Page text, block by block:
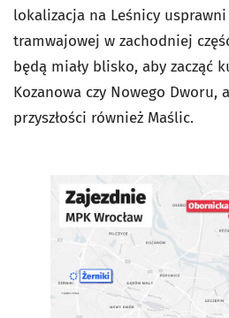
lokalizacja na Leśnicy
tramwajowej w zachodniej
będą miały blisko, aby zacząć
Kozanowa czy Nowego Dworu,
przyszłości również Maślic.